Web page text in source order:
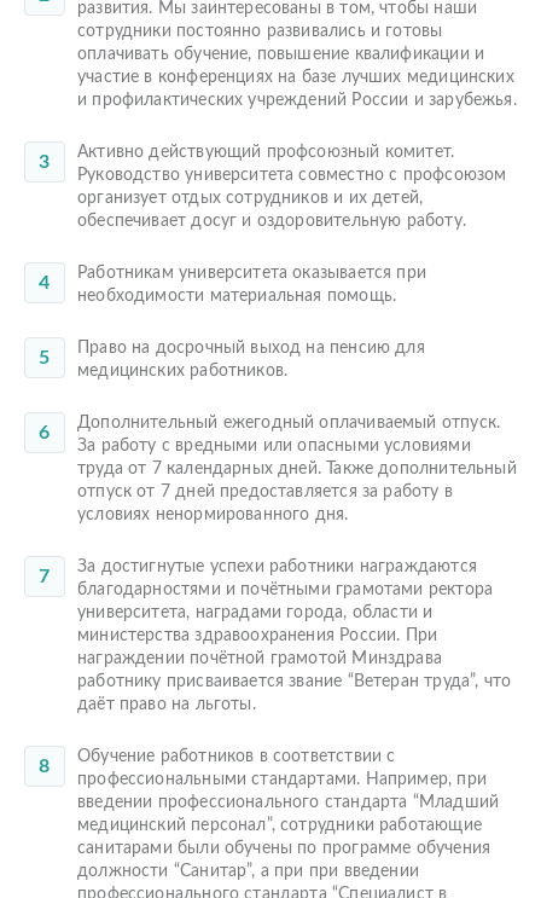
развития. Мы заинтересованы в том, чтобы наши
сотрудники постоянно развивались и готовы
оплачивать обучение, повышение квалификации и
участие в конференциях на базе лучших медицинских
и профилактических учреждений России и зарубежья.
Активно действующий профсоюзный комитет.
Руководство университета совместно с профсоюзом
организует отдых сотрудников и их детей,
обеспечивает досуг и оздоровительную работу.
Работникам университета оказывается при
необходимости материальная помощь.
Право на досрочный выход на пенсию для
медицинских работников.
Дополнительный ежегодный оплачиваемый отпуск.
За работу с вредными или опасными условиями
труда от 7 календарных дней. Также дополнительный
отпуск от 7 дней предоставляется за работу в
условиях ненормированного дня.
За достигнутые успехи работники награждаются
благодарностями и почётными грамотами ректора
университета, наградами города, области и
министерства здравоохранения России. При
награждении почётной грамотой Минздрава
работнику присваивается звание “Ветеран труда”, что
даёт право на льготы.
Обучение работников в соответствии с
профессиональными стандартами. Например, при
введении профессионального стандарта “Младший
медицинский персонал”, сотрудники работающие
санитарами были обучены по программе обучения
должности “Санитар”, а при при введении
профессионального стандарта “Специалист в